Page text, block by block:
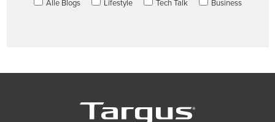
Alle Blogs Lifestyle Tech Talk Business